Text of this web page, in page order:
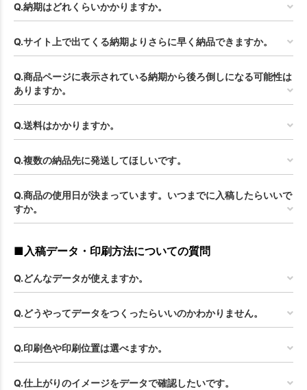
Q.納期はどれくらいかかりますか。
Q.サイト上で出てくる納期よりさらに早く納品できますか。
Q.商品ページに表示されている納期から後ろ倒しになる可能性は
ありますか。
Q.送料はかかりますか。
Q.複数の納品先に発送してほしいです。
Q.商品の使用日が決まっています。いつまでに入稿したらいいで
すか。
■入稿データ・印刷方法についての質問
Q.どんなデータが使えますか。
Q.どうやってデータをつくったらいいのかわかりません。
Q.印刷色や印刷位置は選べますか。
Q.仕上がりのイメージをデータで確認したいです。